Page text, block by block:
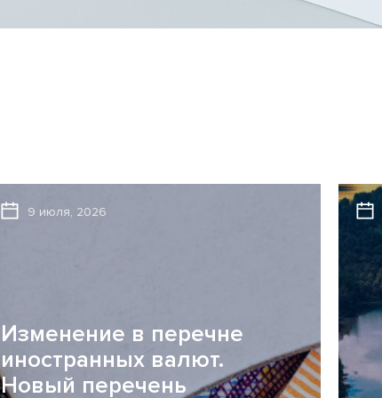
9 июля, 2026
Изменение в перечне
иностранных валют.
Новый перечень